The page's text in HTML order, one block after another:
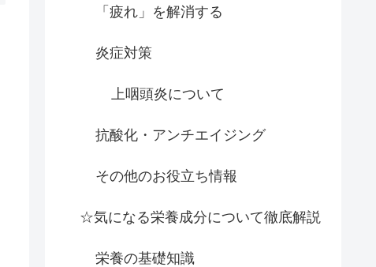
「疲れ」を解消する
炎症対策
上咽頭炎について
抗酸化・アンチエイジング
その他のお役立ち情報
☆気になる栄養成分について徹底解説
栄養の基礎知識